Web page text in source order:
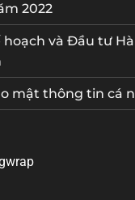
2022
hoạch và Đầu tư
mật thông tin cá